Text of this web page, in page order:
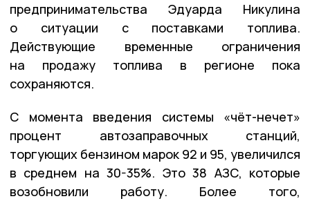
предпринимательства Эдуарда Никулина
о ситуации с поставками топлива.
Действующие временные ограничения
на продажу топлива в регионе пока
сохраняются.
С момента введения системы «чёт-нечет»
процент автозаправочных станций,
торгующих бензином марок 92 и 95, увеличился
в среднем на 30-35%. Это 38 АЗС, которые
возобновили работу. Более того,